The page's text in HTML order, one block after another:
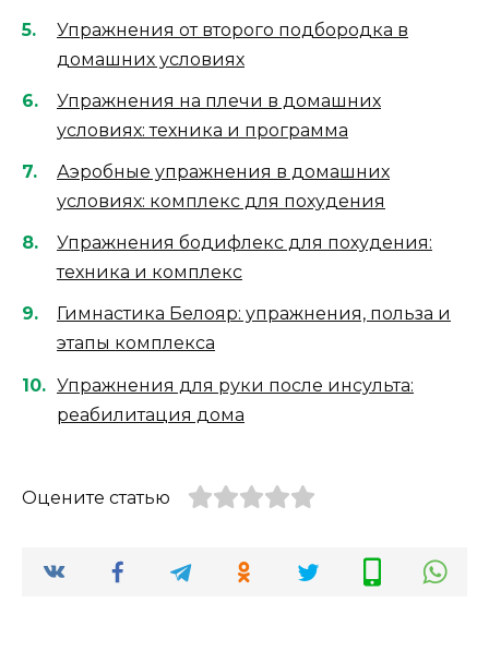
Упражнения от второго подбородка в
домашних условиях
Упражнения на плечи в домашних
условиях: техника и программа
Аэробные упражнения в домашних
условиях: комплекс для похудения
Упражнения бодифлекс для похудения:
техника и комплекс
Гимнастика Белояр: упражнения, польза и
этапы комплекса
Упражнения для руки после инсульта:
реабилитация дома
Оцените статью